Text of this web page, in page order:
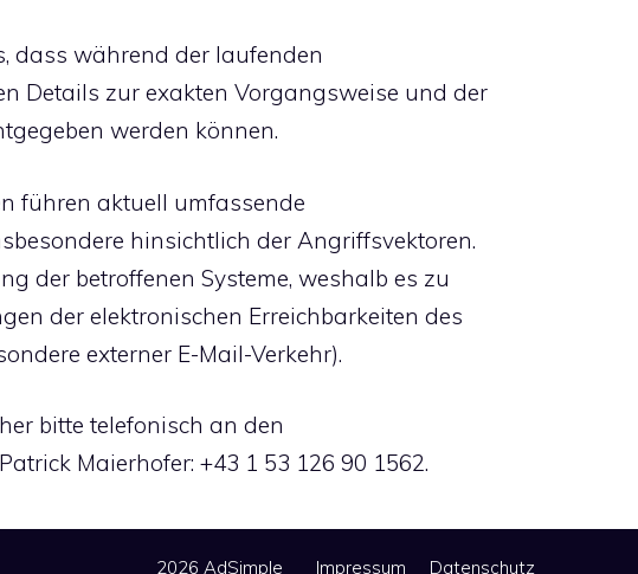
dass während der laufenden
Details zur exakten Vorgangsweise und der
werden können.
führen aktuell umfassende
hinsichtlich der Angriffsvektoren.
der betroffenen Systeme, weshalb es zu
der elektronischen Erreichbarkeiten des
externer E-Mail-Verkehr).
bitte telefonisch an den
Maierhofer: +43 1 53 126 90 1562.
2026 AdSimple Impressum Datenschutz